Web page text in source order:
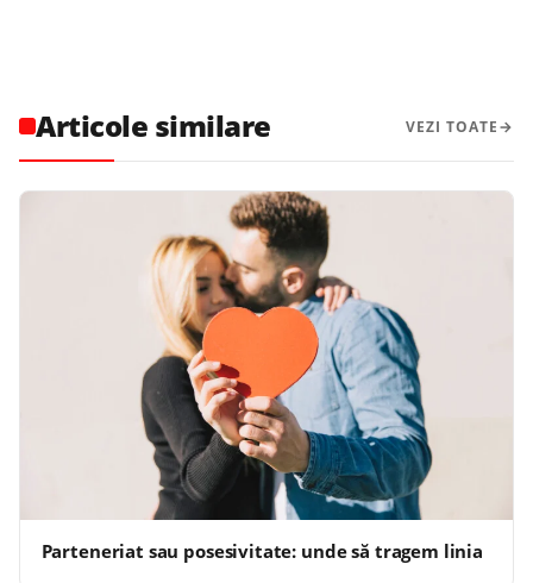
Articole similare VEZI TOATE
Parteneriat sau posesivitate: unde să tragem linia